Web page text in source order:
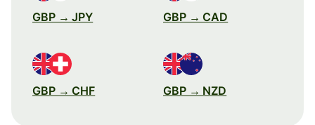
GBP → JPY GBP → CAD
GBP → CHF GBP → NZD